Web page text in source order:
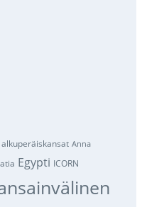
alkuperäiskansat Anna
Egypti ICORN